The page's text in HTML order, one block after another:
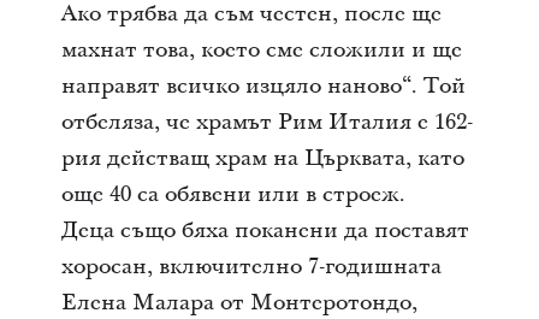
Ако трябва да съм честен, после ще
махнат това, което сме сложили и ще
направят всичко изцяло наново“. Той
отбеляза, че храмът Рим Италия е 162-
рия действащ храм на Църквата, като
още 40 са обявени или в строеж.
Деца също бяха поканени да поставят
хоросан, включително 7-годишната
Елена Малара от Монтеротондо,